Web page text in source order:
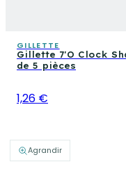
Agrandir
GILLETTE
Gillette 7'O Clock
de 5 pièces
1,26 €